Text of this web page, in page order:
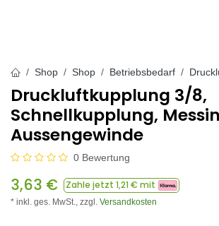
Shop Shop Betriebsbedarf
Druckluftkupplung 3/8,
Schnellkupplung,
Aussengewinde
0 Bewertung
3,63 € Zahle jetzt 1,21€ mit
* inkl. ges. MwSt., zzgl. Versandkosten